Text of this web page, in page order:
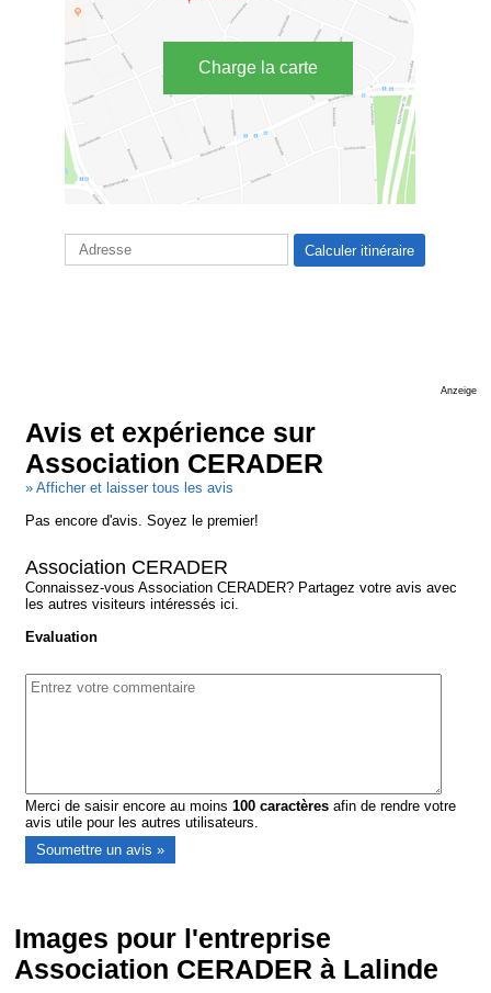
Charge la carte
Anzeige
Avis et expérience sur
Association CERADER
» Afficher et laisser tous les avis
Pas encore d'avis. Soyez le premier!
Association CERADER
Connaissez-vous Association CERADER? Partagez votre avis avec
les autres visiteurs intéressés ici.
Evaluation
Merci de saisir encore au moins100 caractères afin de rendre votre
avis utile pour les autres utilisateurs.
Images pour l'entreprise
Association CERADER à Lalinde